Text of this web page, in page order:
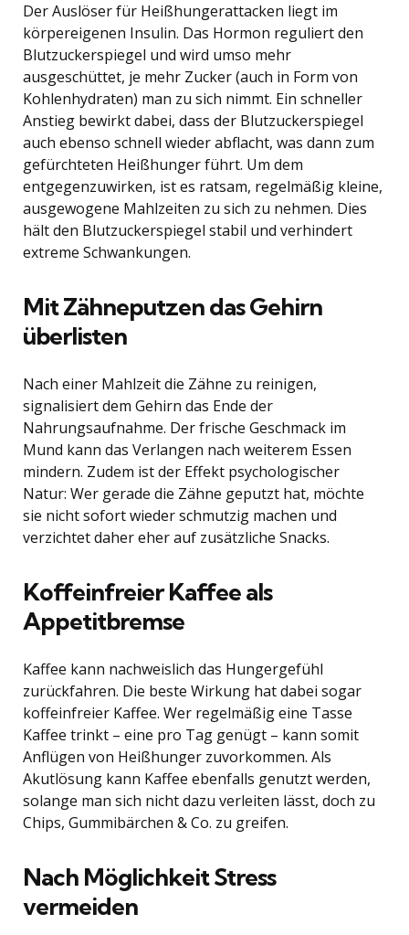
Der Auslöser für Heißhungerattacken liegt im
körpereigenen Insulin. Das Hormon reguliert den
Blutzuckerspiegel und wird umso mehr
ausgeschüttet, je mehr Zucker (auch in Form von
Kohlenhydraten) man zu sich nimmt. Ein schneller
Anstieg bewirkt dabei, dass der Blutzuckerspiegel
auch ebenso schnell wieder abflacht, was dann zum
gefürchteten Heißhunger führt. Um dem
entgegenzuwirken, ist es ratsam, regelmäßig kleine,
ausgewogene Mahlzeiten zu sich zu nehmen. Dies
hält den Blutzuckerspiegel stabil und verhindert
extreme Schwankungen.
Mit Zähneputzen das Gehirn
überlisten
Nach einer Mahlzeit die Zähne zu reinigen,
signalisiert dem Gehirn das Ende der
Nahrungsaufnahme. Der frische Geschmack im
Mund kann das Verlangen nach weiterem Essen
mindern. Zudem ist der Effekt psychologischer
Natur: Wer gerade die Zähne geputzt hat, möchte
sie nicht sofort wieder schmutzig machen und
verzichtet daher eher auf zusätzliche Snacks.
Koffeinfreier Kaffee als
Appetitbremse
Kaffee kann nachweislich das Hungergefühl
zurückfahren. Die beste Wirkung hat dabei sogar
koffeinfreier Kaffee. Wer regelmäßig eine Tasse
Kaffee trinkt – eine pro Tag genügt – kann somit
Anflügen von Heißhunger zuvorkommen. Als
Akutlösung kann Kaffee ebenfalls genutzt werden,
solange man sich nicht dazu verleiten lässt, doch zu
Chips, Gummibärchen & Co. zu greifen.
Nach Möglichkeit Stress
vermeiden